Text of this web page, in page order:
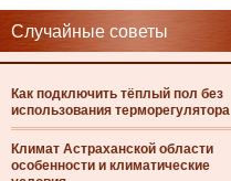
Случайные советы
Как подключить тёплый пол без
использования терморегулятора
Климат Астраханской области
особенности и климатические